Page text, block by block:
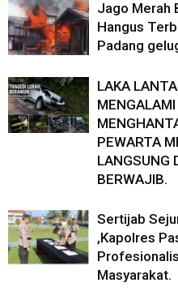
Jago Merah
Hangus
Padang
LAKA
PEWARTA
LANGSUNG
BERWAJIB.
Sertijab
,Kapolres
Masyarakat.